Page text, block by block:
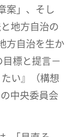
案」、そし
地方自治の
方自治を生か
標と提言－
い』（構想
中央委員会